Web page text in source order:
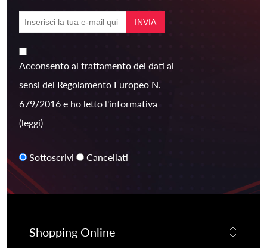
Acconsento al trattamento dei dati ai
sensi del Regolamento Europeo N.
679/2016 e ho letto l'informativa
(leggi)
Sottoscrivi Cancellati
Shopping Online